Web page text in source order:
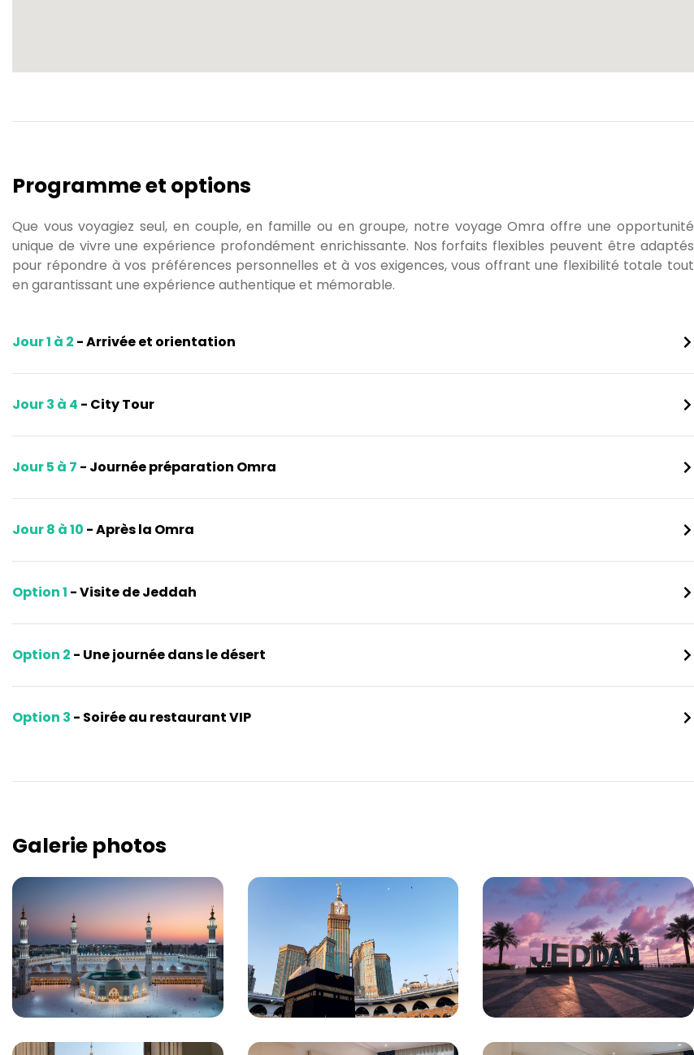
Programme et options
Que vous voyagiez seul, en couple, en famille ou en groupe, notre voyage Omra offre une opportunité
unique de vivre une expérience profondément enrichissante. Nos forfaits flexibles peuvent être adaptés
pour répondre à vos préférences personnelles et à vos exigences, vous offrant une flexibilité totale tout
en garantissant une expérience authentique et mémorable.
Jour 1 à 2 - Arrivée et orientation
Jour 3 à 4 - City Tour
Jour 5 à 7 - Journée préparation Omra
Jour 8 à 10 - Après la Omra
Option 1 - Visite de Jeddah
Option 2 - Une journée dans le désert
Option 3 - Soirée au restaurant VIP
Galerie photos